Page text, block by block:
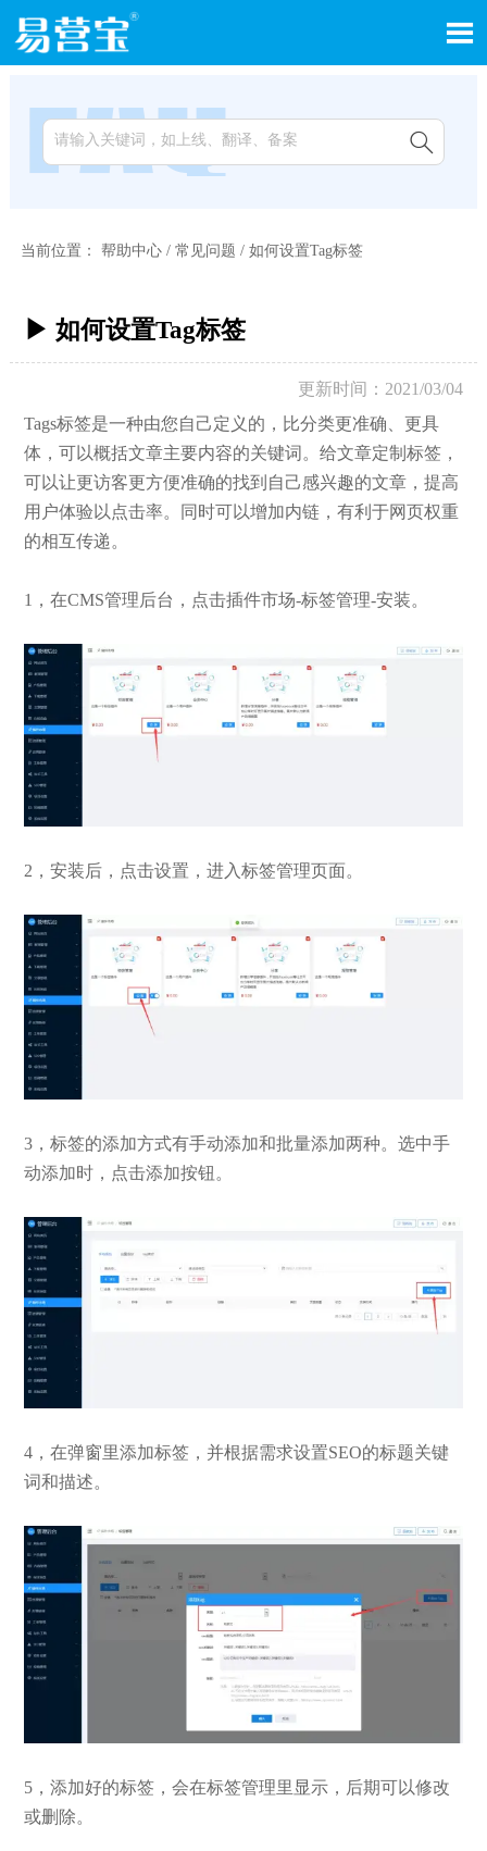


当前位置： 帮助中心/ 常见问题 / 如何设置Tag标签
▶ 如何设置Tag标签
更新时间：2021/03/04
Tags标签是一种由您自己定义的，比分类更准确、更具
体，可以概括文章主要内容的关键词。给文章定制标签，
可以让更访客更方便准确的找到自己感兴趣的文章，提高
用户体验以点击率。同时可以增加内链，有利于网页权重
的相互传递。
1，在CMS管理后台，点击插件市场-标签管理-安装。
2，安装后，点击设置，进入标签管理页面。
3，标签的添加方式有手动添加和批量添加两种。选中手
动添加时，点击添加按钮。
4，在弹窗里添加标签，并根据需求设置SEO的标题关键
词和描述。
5，添加好的标签，会在标签管理里显示，后期可以修改
或删除。